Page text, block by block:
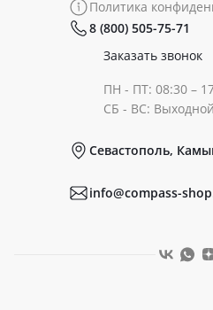
Политика
8 (800) 505-75-71
Заказать звонок
ПН - ПТ: 08:30 –
СБ - ВС: Выходной
Севастополь,
info@compass-